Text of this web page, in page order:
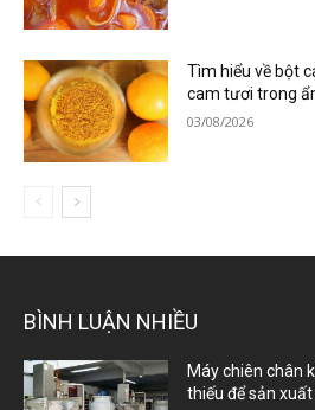
Tìm hiểu về bột
cam tươi trong
03/08/2026
BÌNH LUẬN NHIỀU
Máy chiên chân
thiếu để sản